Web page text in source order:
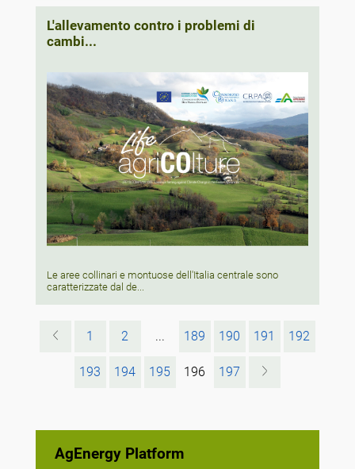
L'allevamento contro i problemi di
cambi...
Le aree collinari e montuose dell'Italia centrale sono
caratterizzate dal de...
1 2 ... 189 190 191 192
193 194 195 196 197
AgEnergy Platform